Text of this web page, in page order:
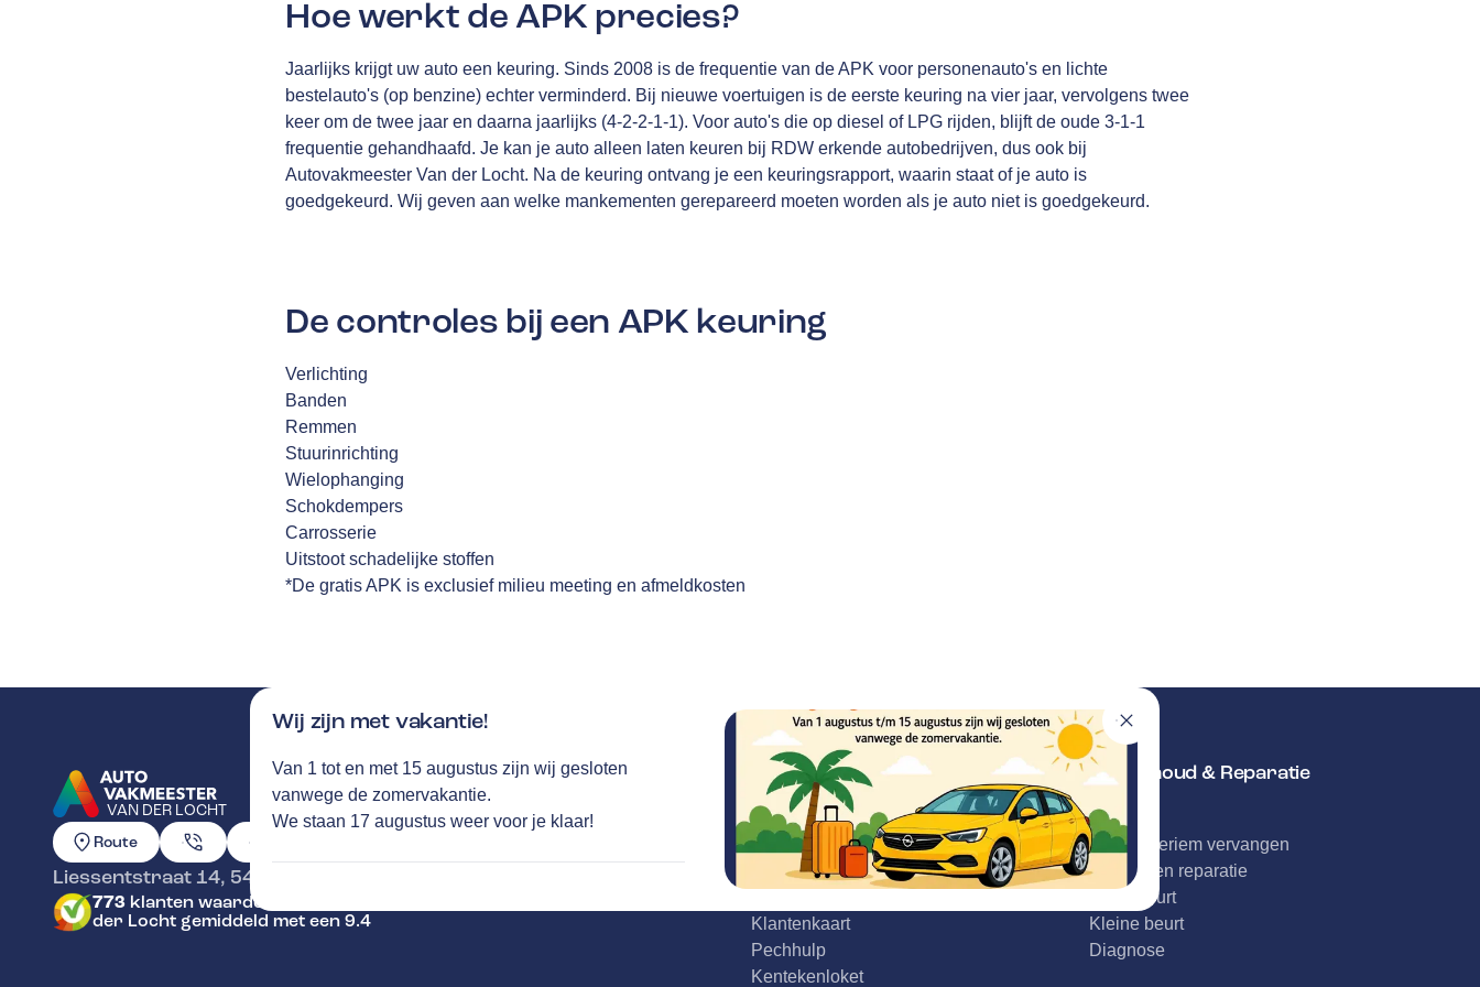
Hoe werkt de APK precies?
Jaarlijks krijgt uw auto een keuring. Sinds 2008 is de frequentie van de APK voor personenauto's en lichte
bestelauto's (op benzine) echter verminderd. Bij nieuwe voertuigen is de eerste keuring na vier jaar, vervolgens twee
keer om de twee jaar en daarna jaarlijks (4-2-2-1-1). Voor auto's die op diesel of LPG rijden, blijft de oude 3-1-1
frequentie gehandhaafd. Je kan je auto alleen laten keuren bij RDW erkende autobedrijven, dus ook bij
Autovakmeester Van der Locht. Na de keuring ontvang je een keuringsrapport, waarin staat of je auto is
goedgekeurd. Wij geven aan welke mankementen gerepareerd moeten worden als je auto niet is goedgekeurd.
De controles bij een APK keuring
Verlichting
Banden
Remmen
Stuurinrichting
Wielophanging
Schokdempers
Carrosserie
Uitstoot schadelijke stoffen
*De gratis APK is exclusief milieu meeting en afmeldkosten
Wij zijn met vakantie!
Van 1 tot en met 15 augustus zijn wij gesloten
vanwege de zomervakantie.
We staan 17 augustus weer voor je klaar!
VAN DER LOCHT
GA NAAR DE HOMEPAGINA
Route
Liessentstraat 14, 5405AG
773 klanten waarderen Autovakmeester Van
der Locht gemiddeld met een 9.4
Service
Airco service
Accu vervangen
Banden service
Klantenkaart
Pechhulp
Kentekenloket
Onderhoud & Reparatie
APK
Distributieriem vervangen
Schade en reparatie
Grote beurt
Kleine beurt
Diagnose